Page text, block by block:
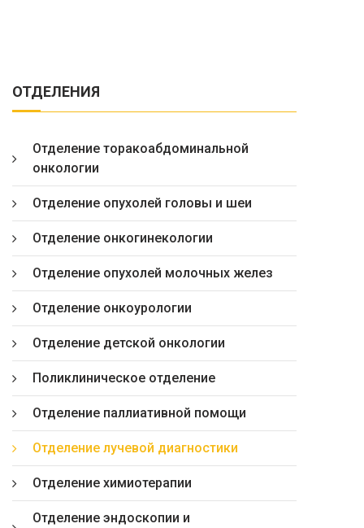
ОТДЕЛЕНИЯ
Отделение торакоабдоминальной
онкологии
Отделение опухолей головы и шеи
Отделение онкогинекологии
Отделение опухолей молочных желез
Отделение онкоурологии
Отделение детской онкологии
Поликлиническое отделение
Отделение паллиативной помощи
Отделение лучевой диагностики
Отделение химиотерапии
Отделение эндоскопии и